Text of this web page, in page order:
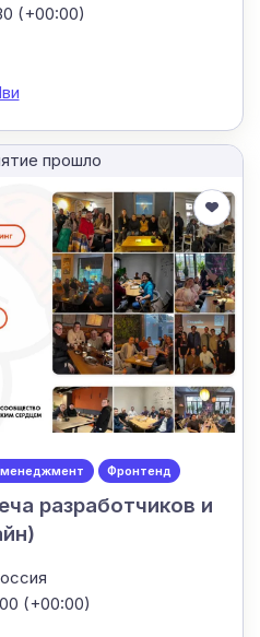
(+00:00)
прошло
Фронтенд
разработчиков и
(+00:00)